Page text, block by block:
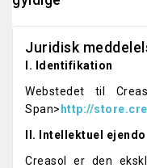
Juridisk
I. Identifikation
Webstedet til
Span> http://
II. Intellektuel
Creasol er den